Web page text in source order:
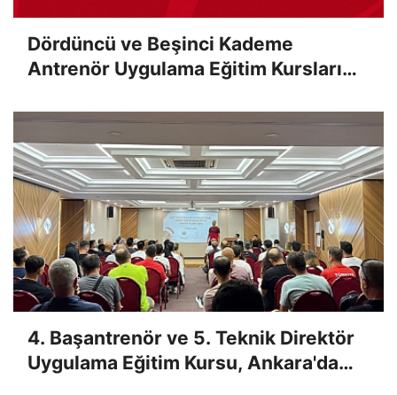
Dördüncü ve Beşinci Kademe
Antrenör Uygulama Eğitim Kursları
4. Başantrenör ve 5. Teknik Direktör
Uygulama Eğitim Kursu, Ankara'da